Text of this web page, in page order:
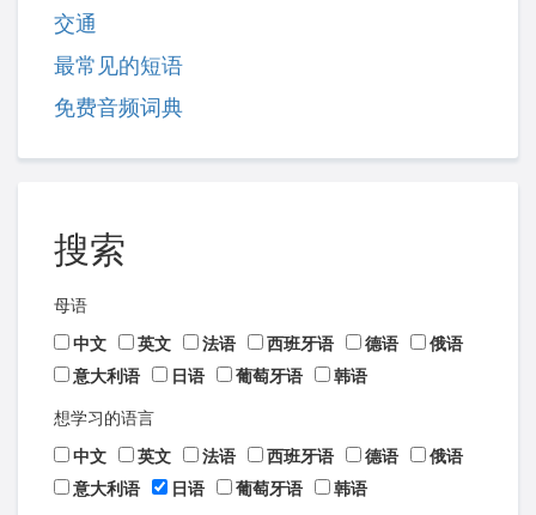
交通
最常见的短语
免费音频词典
搜索
母语
中文
英文 法语 西班牙语 德语
俄语
意大利语
日语 葡萄牙语 韩语
想学习的语言
中文
英文 法语 西班牙语 德语
俄语
意大利语
日语 葡萄牙语 韩语